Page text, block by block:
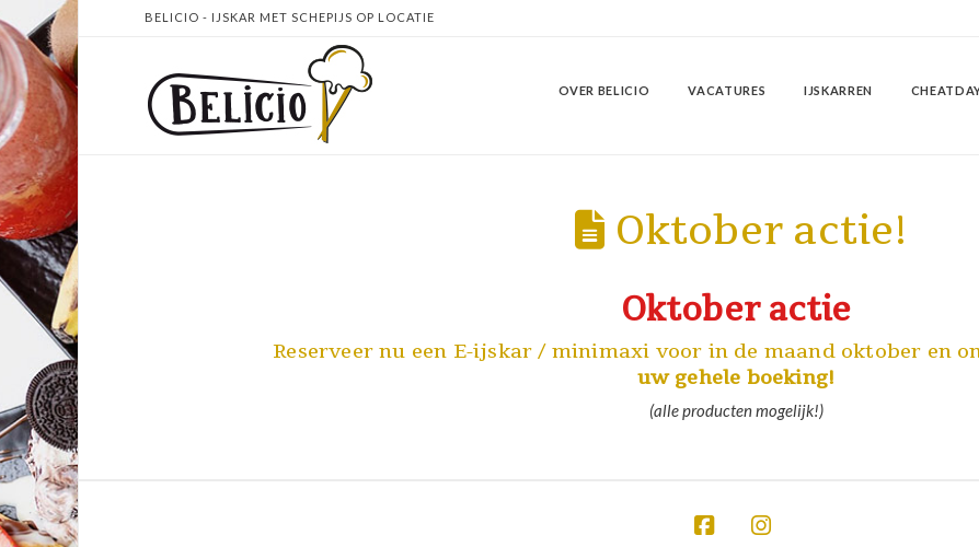
BELICIO - IJSKAR MET SCHEPIJS OP LOCATIE
OVER BELICIO VACATURES IJSKARREN
Oktober actie!
Oktober actie
Reserveer nu een E-ijskar / minimaxi voor in de maand oktober en
uw gehele boeking!
(alle producten mogelijk!)